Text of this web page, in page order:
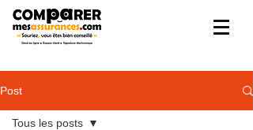
Post
Tous les posts